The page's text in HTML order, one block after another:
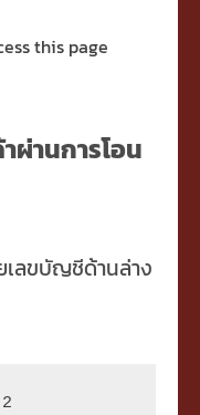
this page
ผ่านการโอน
เลขบัญชีด้านล่าง